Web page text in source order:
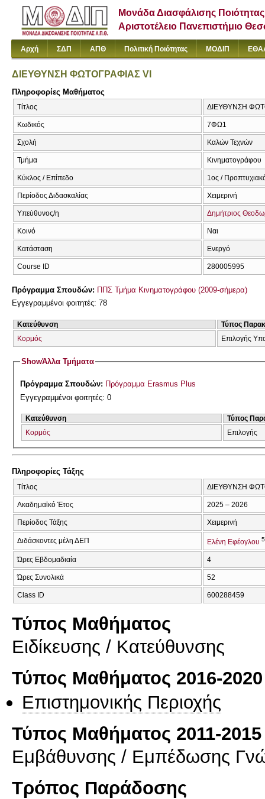
Μονάδα Διασφάλισης Ποιότητας
Αριστοτέλειο Πανεπιστήμιο
Αρχή ΣΔΠ ΑΠΘ Πολιτική Ποιότητας ΜΟΔΙΠ
ΔΙΕΥΘΥΝΣΗ ΦΩΤΟΓΡΑΦΙΑΣ VI
Πληροφορίες Μαθήματος
Τίτλος ΔΙΕΥΘΥΝΣΗ
Κωδικός 7ΦΩ1
Σχολή Καλών Τεχνών
Τμήμα Κινηματογράφου
Κύκλος / Επίπεδο 1ος /
Περίοδος Διδασκαλίας Χειμερινή
Υπεύθυνος/η Δημήτριος
Κοινό Ναι
Κατάσταση Ενεργό
Course ID 280005995
Πρόγραμμα Σπουδών: ΠΠΣ Τμήμα Κινηματογράφου (2009-σήμερα)
Εγγεγραμμένοι φοιτητές: 78
Κατεύθυνση
Τύπος
Κορμός
Επιλογής
ShowΆλλα Τμήματα
Πρόγραμμα Σπουδών: Πρόγραμμα Erasmus Plus
Εγγεγραμμένοι φοιτητές: 0
Κατεύθυνση
Τύπος
Κορμός
Επιλογής
Πληροφορίες Τάξης
Τίτλος ΔΙΕΥΘΥΝΣΗ
Ακαδημαϊκό Έτος 2025 – 2026
Περίοδος Τάξης Χειμερινή
Διδάσκοντες μέλη ΔΕΠ Ελένη Εφέογλου
Ώρες Εβδομαδιαία 4
Ώρες Συνολικά 52
Class ID 600288459
Τύπος Μαθήματος
Eιδίκευσης / Kατεύθυνσης
Τύπος Μαθήματος 2016-2020
Επιστημονικής Περιοχής
Τύπος Μαθήματος 2011-2015
Εμβάθυνσης / Εμπέδωσης
Τρόπος Παράδοσης